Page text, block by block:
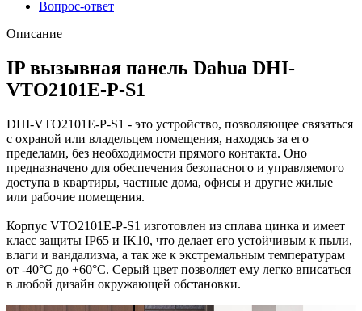
Вопрос-ответ
Описание
IP вызывная панель Dahua DHI-
VTO2101E-P-S1
DHI-VTO2101E-P-S1 - это устройство, позволяющее связаться
с охраной или владельцем помещения, находясь за его
пределами, без необходимости прямого контакта. Оно
предназначено для обеспечения безопасного и управляемого
доступа в квартиры, частные дома, офисы и другие жилые
или рабочие помещения.
Корпус VTO2101E-P-S1 изготовлен из сплава цинка и имеет
класс защиты IP65 и IK10, что делает его устойчивым к пыли,
влаги и вандализма, а так же к экстремальным температурам
от -40°C до +60°C. Серый цвет позволяет ему легко вписаться
в любой дизайн окружающей обстановки.